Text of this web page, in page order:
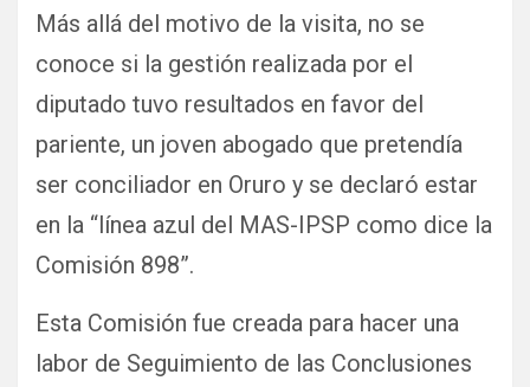
Más allá del motivo de la visita, no se
conoce si la gestión realizada por el
diputado tuvo resultados en favor del
pariente, un joven abogado que pretendía
ser conciliador en Oruro y se declaró estar
en la “línea azul del MAS-IPSP como dice la
Comisión 898”.
Esta Comisión fue creada para hacer una
labor de Seguimiento de las Conclusiones